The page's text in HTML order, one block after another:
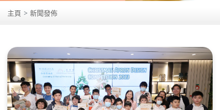
主頁 新聞發佈